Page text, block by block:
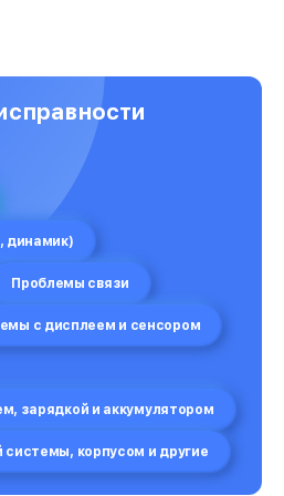
от 690₽
от 530₽
от 790₽
динамик)
Проблемы связи
с дисплеем и сенсором
зарядкой и аккумулятором
корпусом и другие